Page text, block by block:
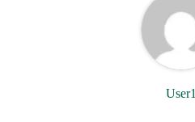
User1